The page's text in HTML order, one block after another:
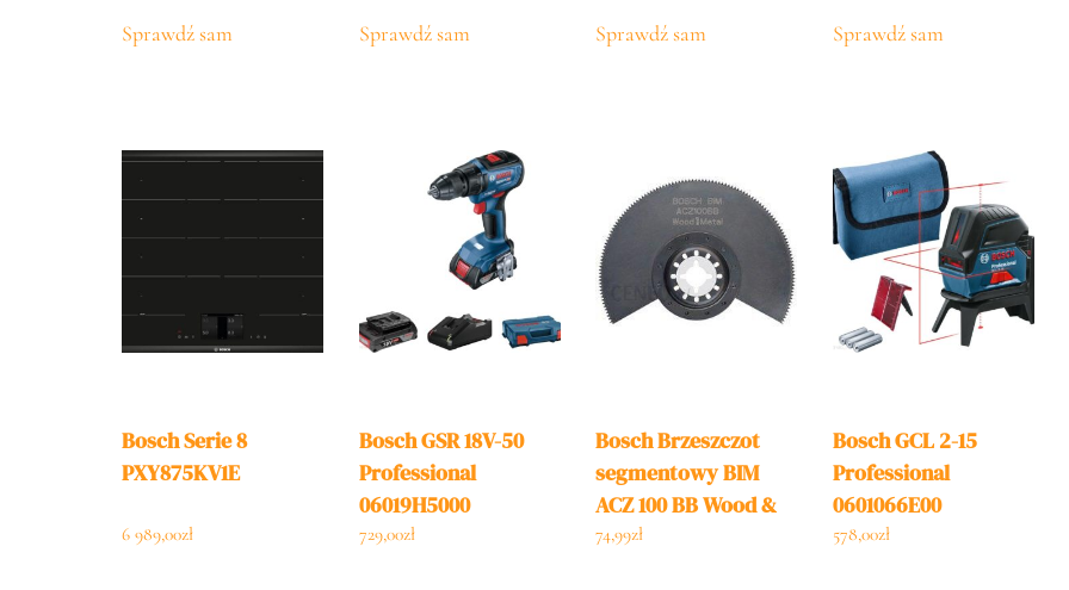
Sprawdź sam Sprawdź sam Sprawdź sam Sprawdź sam
Bosch Serie 8
PXY875KV1E
6 989,00zł
Bosch GSR 18V-50
Professional
06019H5000
729,00zł
Bosch Brzeszczot
segmentowy BIM
ACZ 100 BB Wood &
Metal 100
74,99zł
Bosch GCL 2-15
Professional
0601066E00
578,00zł